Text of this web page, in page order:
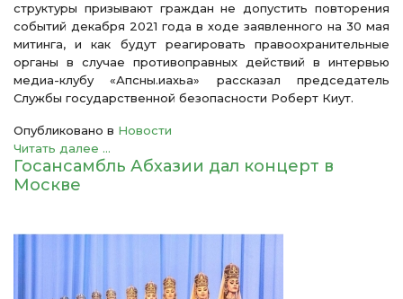
структуры призывают граждан не допустить повторения
событий декабря 2021 года в ходе заявленного на 30 мая
митинга, и как будут реагировать правоохранительные
органы в случае противоправных действий в интервью
медиа-клубу «Апсны.иахьа» рассказал председатель
Службы государственной безопасности Роберт Киут.
Опубликовано в Новости
Читать далее ...
Госансамбль Абхазии дал концерт в
Москве